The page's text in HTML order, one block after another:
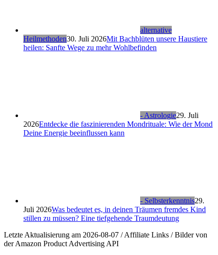
alternative
Heilmethoden30. Juli 2026Mit Bachblüten unsere Haustiere
heilen: Sanfte Wege zu mehr Wohlbefinden
- Astrologie29. Juli
2026Entdecke die faszinierenden Mondrituale: Wie der Mond
Deine Energie beeinflussen kann
- Selbsterkenntnis29.
Juli 2026Was bedeutet es, in deinen Träumen fremdes Kind
stillen zu müssen? Eine tiefgehende Traumdeutung
Letzte Aktualisierung am 2026-08-07 / Affiliate Links / Bilder von
der Amazon Product Advertising API